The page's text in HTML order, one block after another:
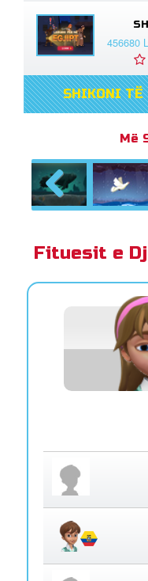
456680
SHIKONI TË
Më
Previous
Fituesit e